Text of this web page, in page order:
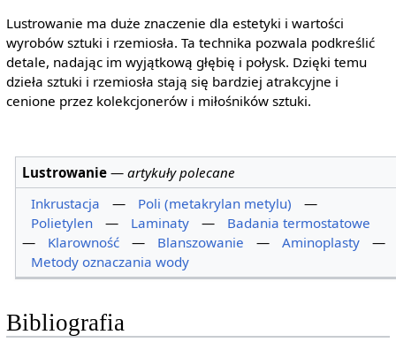
Lustrowanie ma duże znaczenie dla estetyki i wartości
wyrobów sztuki i rzemiosła. Ta technika pozwala podkreślić
detale, nadając im wyjątkową głębię i połysk. Dzięki temu
dzieła sztuki i rzemiosła stają się bardziej atrakcyjne i
cenione przez kolekcjonerów i miłośników sztuki.
Lustrowanie —artykuły polecane
Inkrustacja
— Poli (metakrylan metylu)
—
Polietylen
— Laminaty —
Badania termostatowe
—
Klarowność — Blanszowanie — Aminoplasty
—
Metody oznaczania wody
Bibliografia